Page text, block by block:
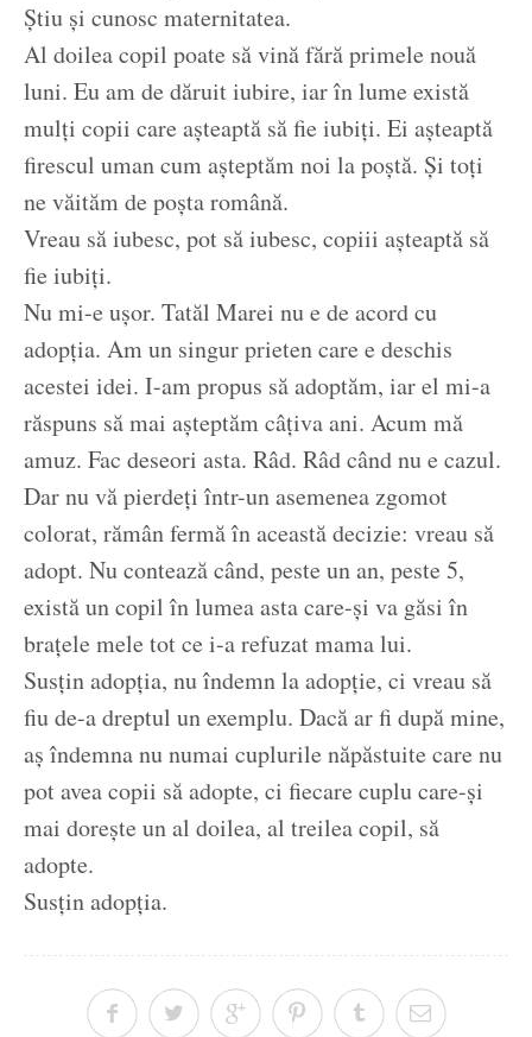
Știu și cunosc maternitatea.
Al doilea copil poate să vină fără primele nouă
luni. Eu am de dăruit iubire, iar în lume există
mulți copii care așteaptă să fie iubiți. Ei așteaptă
firescul uman cum așteptăm noi la poștă. Și toți
ne văităm de poșta română.
Vreau să iubesc, pot să iubesc, copiii așteaptă să
fie iubiți.
Nu mi-e ușor. Tatăl Marei nu e de acord cu
adopția. Am un singur prieten care e deschis
acestei idei. I-am propus să adoptăm, iar el mi-a
răspuns să mai așteptăm câțiva ani. Acum mă
amuz. Fac deseori asta. Râd. Râd când nu e cazul.
Dar nu vă pierdeți într-un asemenea zgomot
colorat, rămân fermă în această decizie: vreau să
adopt. Nu contează când, peste un an, peste 5,
există un copil în lumea asta care-și va găsi în
brațele mele tot ce i-a refuzat mama lui.
Susțin adopția, nu îndemn la adopție, ci vreau să
fiu de-a dreptul un exemplu. Dacă ar fi după mine,
aș îndemna nu numai cuplurile năpăstuite care nu
pot avea copii să adopte, ci fiecare cuplu care-și
mai dorește un al doilea, al treilea copil, să
adopte.
Susțin adopția.